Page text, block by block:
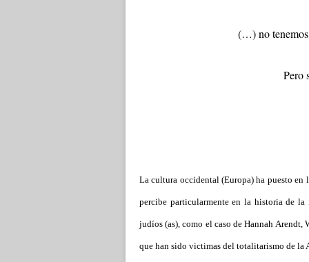
(…) no tenemos
Pero
La cultura occidental (Europa) ha puesto
percibe particularmente en la historia de
judíos (as), como el caso de Hannah
que han sido victimas del totalitarismo de